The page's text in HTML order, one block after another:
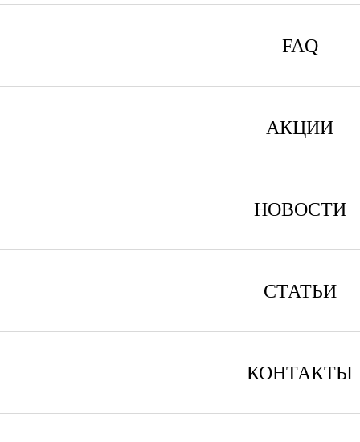
FAQ
АКЦИИ
НОВОСТИ
СТАТЬИ
КОНТАКТЫ